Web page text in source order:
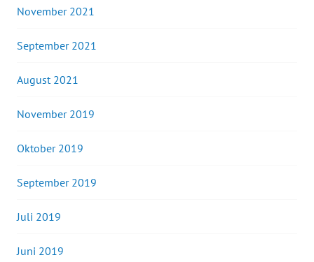
November 2021
September 2021
August 2021
November 2019
Oktober 2019
September 2019
Juli 2019
Juni 2019